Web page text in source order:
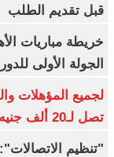
قبل تقديم الطلب
خريطة مباريات
الجولة الأولى
تصل لـ20 ألف جنيه
"تنظيم